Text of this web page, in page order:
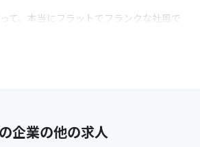
て、本当にフラットでフランクな社風で
す。
企業の他の求人